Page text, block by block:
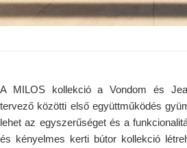
A MILOS kollekció a Vondom és
tervező közötti első együttműködés
lehet az egyszerűséget és a
és kényelmes kerti bútor kollekció